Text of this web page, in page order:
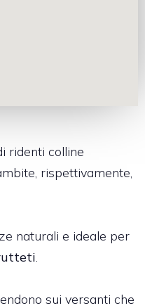
ridenti colline
rispettivamente,
naturali e ideale per
.
sui versanti che